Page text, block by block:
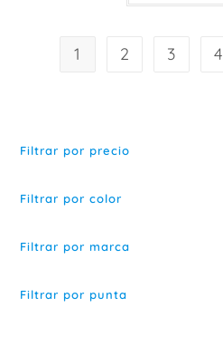
1 2 3 4
Filtrar por precio
Filtrar por color
Filtrar por marca
Filtrar por punta